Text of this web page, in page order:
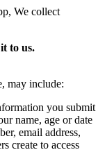
Unity
We collect
to us.
may include:
you submit
name, age or date
email address,
create to access